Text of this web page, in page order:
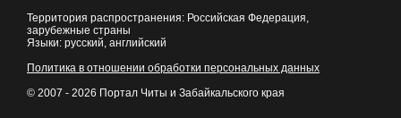
Территория распространения: Российская Федерация,
зарубежные страны
Языки: русский, английский
Политика в отношении обработки персональных данных
© 2007 - 2026 Портал Читы и Забайкальского края